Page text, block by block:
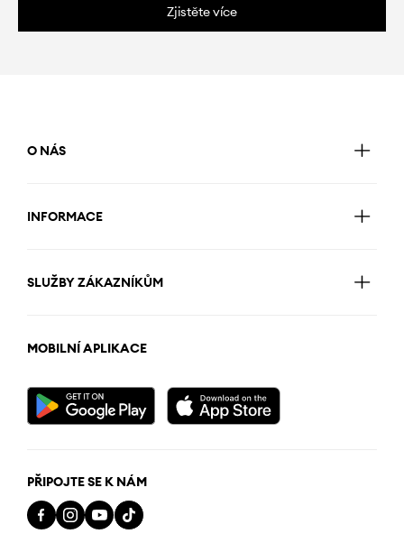
Zjistěte více
O NÁS
INFORMACE
SLUŽBY ZÁKAZNÍKŮM
MOBILNÍ APLIKACE
PŘIPOJTE SE K NÁM